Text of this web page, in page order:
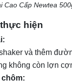
Cao Cấp Newtea
hiện
và thêm
không còn lợn